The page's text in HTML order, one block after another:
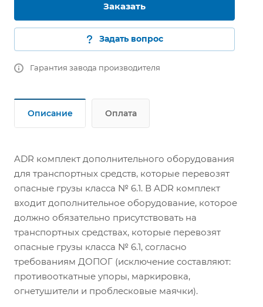
Заказать
Задать вопрос
Гарантия завода производителя
Описание Оплата
ADR комплект дополнительного оборудования
для транспортных средств, которые перевозят
опасные грузы класса № 6.1. В ADR комплект
входит дополнительное оборудование, которое
должно обязательно присутствовать на
транспортных средствах, которые перевозят
опасные грузы класса № 6.1, согласно
требованиям ДОПОГ (исключение составляют:
противооткатные упоры, маркировка,
огнетушители и проблесковые маячки).